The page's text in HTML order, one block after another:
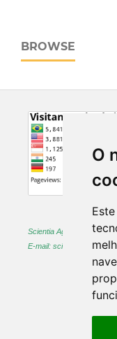
O
BROWSE
Scientia Agraria -
ISSN
E-mail: sciagr@ufpr.br